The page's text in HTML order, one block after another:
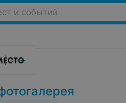
и событий